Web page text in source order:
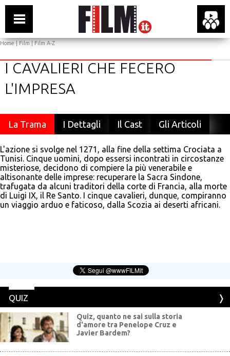
Home|Film|Film A-Z
I CAVALIERI CHE FECERO
L'IMPRESA
La Trama I Dettagli Il Cast Gli Articoli
L'azione si svolge nel 1271, alla fine della settima Crociata a
Tunisi. Cinque uomini, dopo essersi incontrati in circostanze
misteriose, decidono di compiere la più venerabile e
altisonante delle imprese: recuperare la Sacra Sindone,
trafugata da alcuni traditori della corte di Francia, alla morte
di Luigi IX, il Re Santo. I cinque cavalieri, dunque, compiranno
un viaggio arduo e faticoso, dalla Scozia ai deserti africani.
QUIZ
Quiz, quanto ne sai sulla storia
d'amore tra Penelope Cruz e
Javier Bardem?